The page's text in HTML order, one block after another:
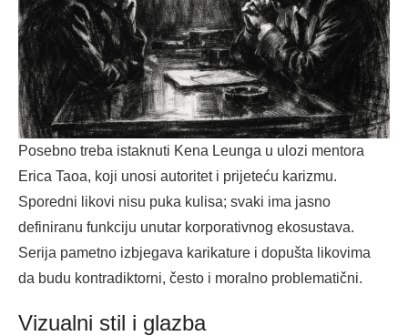
Posebno treba istaknuti Kena Leunga u ulozi mentora
Erica Taoa, koji unosi autoritet i prijeteću karizmu.
Sporedni likovi nisu puka kulisa; svaki ima jasno
definiranu funkciju unutar korporativnog ekosustava.
Serija pametno izbjegava karikature i dopušta likovima
da budu kontradiktorni, često i moralno problematični.
Vizualni stil i glazba